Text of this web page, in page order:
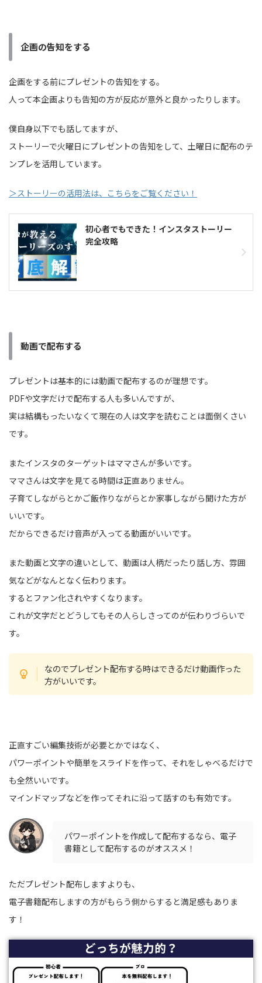
企画の告知をする
企画をする前にプレゼントの告知をする。
人って本企画よりも告知の方が反応が意外と良かったりします。
僕自身以下でも話してますが、
ストーリーで火曜日にプレゼントの告知をして、土曜日に配布のテ
ンプレを活用しています。
＞ストーリーの活用法は、こちらをご覧ください！
初心者でもできた！インスタストーリー
完全攻略
動画で配布する
プレゼントは基本的には動画で配布するのが理想です。
PDFや文字だけで配布する人も多いんですが、
実は結構もったいなくて現在の人は文字を読むことは面倒くさい
です。
またインスタのターゲットはママさんが多いです。
ママさんは文字を見てる時間は正直ありません。
子育てしながらとかご飯作りながらとか家事しながら聞けた方が
いいです。
だからできるだけ音声が入ってる動画がいいです。
また動画と文字の違いとして、動画は人柄だったり話し方、雰囲
気などがなんとなく伝わります。
するとファン化されやすくなります。
これが文字だとどうしてもその人らしさってのが伝わりづらいで
す。
なのでプレゼント配布する時はできるだけ動画作った
方がいいです。
正直すごい編集技術が必要とかではなく、
パワーポイントや簡単をスライドを作って、それをしゃべるだけで
も全然いいです。
マインドマップなどを作ってそれに沿って話すのも有効です。
パワーポイントを作成して配布するなら、電子
書籍として配布するのがオススメ！
ただプレゼント配布しますよりも、
電子書籍配布しますの方がもらう側からすると満足感もありま
す！